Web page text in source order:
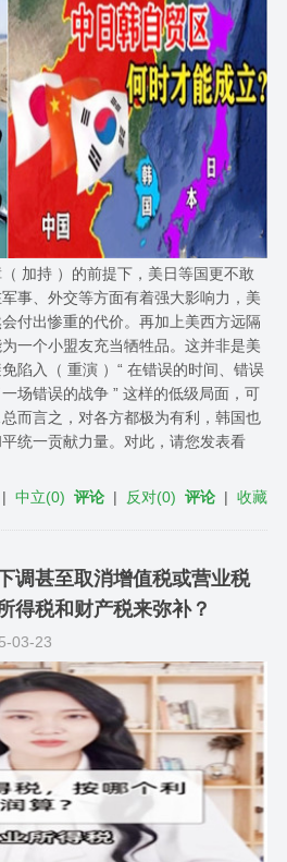
加持 ）的前提下，美日等国更不敢
事、外交等方面有着强大影响力，美
付出惨重的代价。再加上美西方远隔
一个小盟友充当牺牲品。这并非是美
陷入（ 重演 ）“ 在错误的时间、错误
场错误的战争 ” 这样的低级局面，可
而言之，对各方都极为有利，韩国也
统一贡献力量。对此，请您发表看
|中立(0) 评论 | 反对(0) 评论 |收藏
调甚至取消增值税或营业税
得税和财产税来弥补？
03-23